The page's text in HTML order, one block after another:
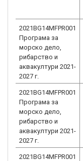
2021BG14MFPR001
Програма за
морско дело,
рибарство и
аквакултури 2021-
2027 г.
2021BG14MFPR001
Програма за
морско дело,
рибарство и
аквакултури 2021-
2027 г.
2021BG14MFPR001